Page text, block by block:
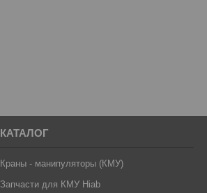
КАТАЛОГ
Краны - манипуляторы (КМУ)
Запчасти для КМУ Hiab